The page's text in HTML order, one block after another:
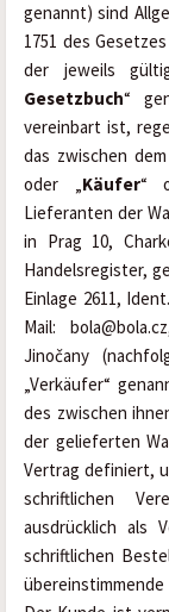
genannt) sind
1751 des
der jeweils
Gesetzbuch“
vereinbart ist,
das zwischen
oder „Käufer“
Lieferanten der
in Prag 10,
Handelsregister,
Einlage 2611,
Mail:
Jinočany
„Verkäufer“
des zwischen
der gelieferten
Vertrag definiert,
schriftlichen
ausdrücklich als
schriftlichen